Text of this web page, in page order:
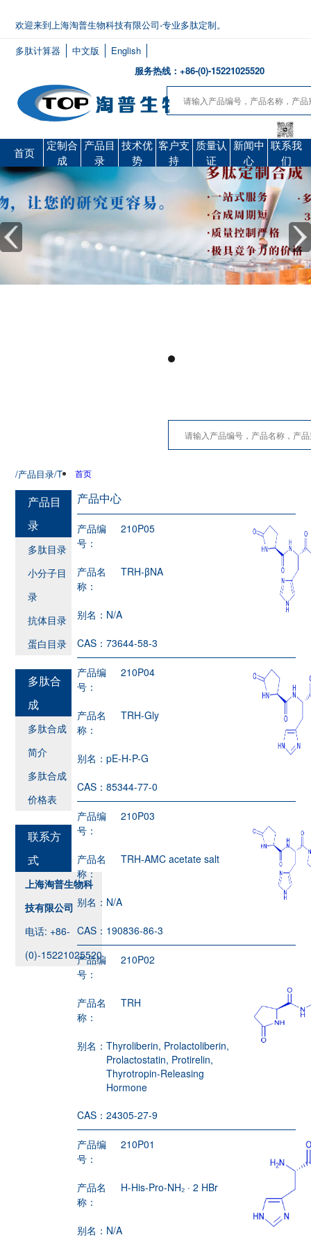
欢迎来到上海淘普生物科技有限公司-专业多肽定制。
多肽计算器
中文版
English
服务热线：+86-(0)-15221025520
首页
定制合
成
产品目
录
技术优
势
客户支
持
质量认
证
新闻中
心
联系我
们
首页
/产品目录/T
产品目
录
多肽目录
小分子目
录
抗体目录
蛋白目录
多肽合
成
多肽合成
简介
多肽合成
价格表
联系方
式
上海淘普生物科
技有限公司
电话: +86-
(0)-15221025520
产品中心
产品编
号：
210P05
产品名
称：
TRH-βNA
别名： N/A
CAS：73644-58-3
产品编
号：
210P04
产品名
称：
TRH-Gly
别名：pE-H-P-G
CAS：85344-77-0
产品编
号：
210P03
产品名
称：
TRH-AMC acetate salt
别名： N/A
CAS： 190836-86-3
产品编
号：
210P02
产品名
称：
TRH
别名：Thyroliberin, Prolactoliberin,
Prolactostatin, Protirelin,
Thyrotropin-Releasing
Hormone
CAS：24305-27-9
产品编
号：
210P01
产品名
称：
H-His-Pro-NH₂ · 2 HBr
别名： N/A